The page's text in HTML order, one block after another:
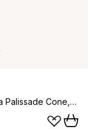
Mesa de café redonda Palissade Cone, Olive, ø90